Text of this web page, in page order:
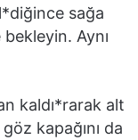
sağa
Aynı
kaldı*rarak alt
kapağını da